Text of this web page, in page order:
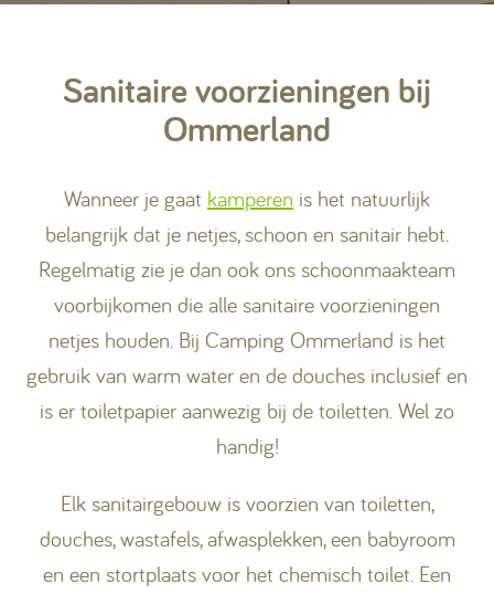
Kamperen
+31 (0) 529 451 362
Gastinformatie
Contact
Mijn Ommerland
Sanitaire voorzieningen bij
Ommerland
Wanneer je gaat kamperen is het natuurlijk
belangrijk dat je netjes, schoon en sanitair hebt.
Regelmatig zie je dan ook ons schoonmaakteam
voorbijkomen die alle sanitaire voorzieningen
netjes houden. Bij Camping Ommerland is het
gebruik van warm water en de douches inclusief en
is er toiletpapier aanwezig bij de toiletten. Wel zo
handig!
Elk sanitairgebouw is voorzien van toiletten,
douches, wastafels, afwasplekken, een babyroom
en een stortplaats voor het chemisch toilet. Een